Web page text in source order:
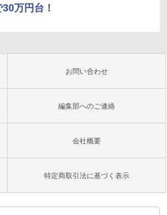
万円台！
お問い合わせ
編集部へのご連絡
会社概要
特定商取引法に基づく表示